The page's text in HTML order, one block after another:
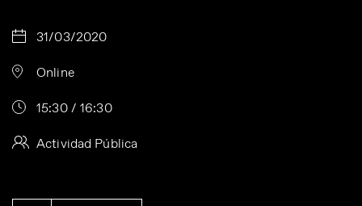
31/03/2020
Online
15:30 / 16:30
Actividad Pública